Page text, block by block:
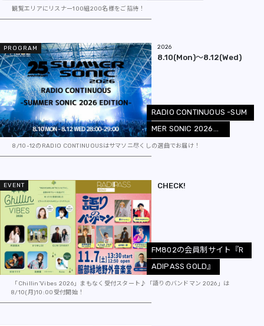
観覧エリアにリスナー100組200名様をご招待！
PROGRAM 2026
8.10(Mon)～8.12(Wed)
RADIO CONTINUOUS -SUM
MER SONIC 2026...
8/10-12のRADIO CONTINUOUSはサマソニ尽くしの選曲でお届け！
EVENT CHECK!
FM80 2の会員制 サイ ト 『R
ADIPASS GOLD 』
「Chillin’Vibes 2026」まもなく受付スタート♪「語りのバンドマン 2026」は
8/10(月)10:00受付開始！